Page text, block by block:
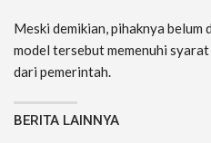
Meski demikian, pihaknya belum
model tersebut memenuhi
dari pemerintah.
BERITA LAINNYA